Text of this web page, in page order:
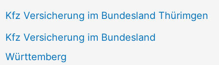
Kfz Versicherung im Bundesland Thürimgen
Kfz Versicherung im Bundesland
Württemberg